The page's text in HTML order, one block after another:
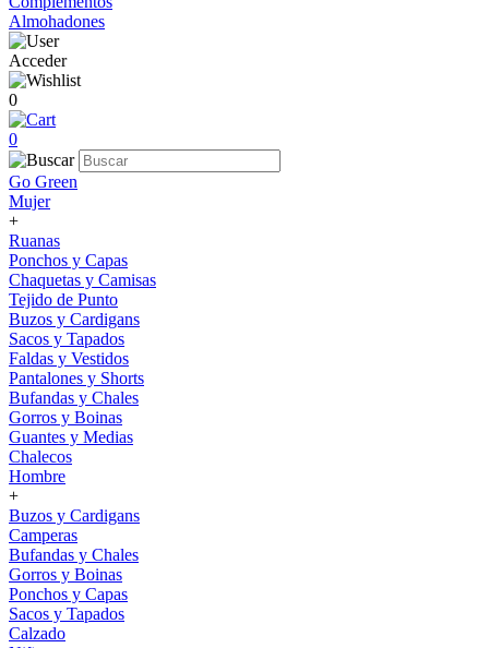
Almohadones
Acceder
0
0
Go Green
Mujer
+
Ruanas
Ponchos y Capas
Chaquetas y Camisas
Tejido de Punto
Buzos y Cardigans
Sacos y Tapados
Faldas y Vestidos
Pantalones y Shorts
Bufandas y Chales
Gorros y Boinas
Guantes y Medias
Chalecos
Hombre
+
Buzos y Cardigans
Camperas
Bufandas y Chales
Gorros y Boinas
Ponchos y Capas
Sacos y Tapados
Calzado